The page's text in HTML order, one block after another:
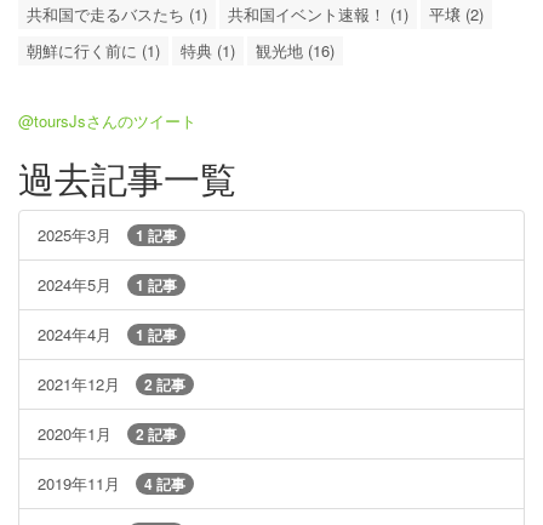
共和国で走るバスたち (1)
共和国イベント速報！ (1)
平壌 (2)
朝鮮に行く前に (1)
特典 (1) 観光地 (16)
@toursJsさんのツイート
過去記事一覧
2025年3月 1 記事
2024年5月 1 記事
2024年4月 1 記事
2021年12月 2 記事
2020年1月 2 記事
2019年11月 4 記事